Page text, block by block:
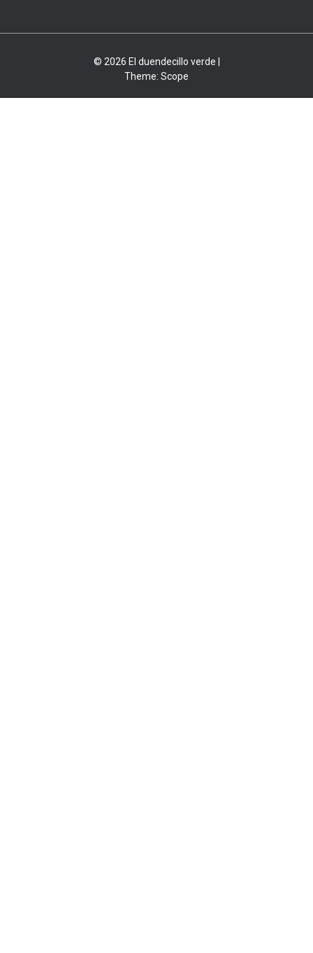
© 2026 El duendecillo verde |
Theme: Scope